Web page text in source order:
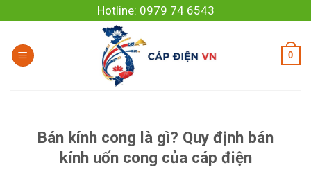
to
content
Hotline: 0979 74 6543
0
Bán kính cong là gì? Quy định bán
kính uốn cong của cáp điện